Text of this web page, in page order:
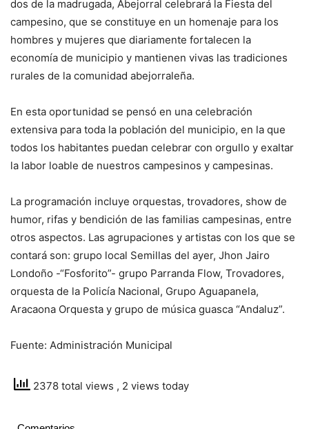
dos de la madrugada, Abejorral celebrará la Fiesta del
campesino, que se constituye en un homenaje para los
hombres y mujeres que diariamente fortalecen la
economía de municipio y mantienen vivas las tradiciones
rurales de la comunidad abejorraleña.
En esta oportunidad se pensó en una celebración
extensiva para toda la población del municipio, en la que
todos los habitantes puedan celebrar con orgullo y exaltar
la labor loable de nuestros campesinos y campesinas.
La programación incluye orquestas, trovadores, show de
humor, rifas y bendición de las familias campesinas, entre
otros aspectos. Las agrupaciones y artistas con los que se
contará son: grupo local Semillas del ayer, Jhon Jairo
Londoño -“Fosforito”- grupo Parranda Flow, Trovadores,
orquesta de la Policía Nacional, Grupo Aguapanela,
Aracaona Orquesta y grupo de música guasca “Andaluz”.
Fuente: Administración Municipal
2378 total views , 2 views today